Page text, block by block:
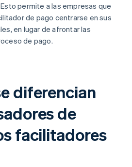
permite a las empresas que
de pago centrarse en sus
en lugar de afrontar las
de pago.
diferencian
de
facilitadores